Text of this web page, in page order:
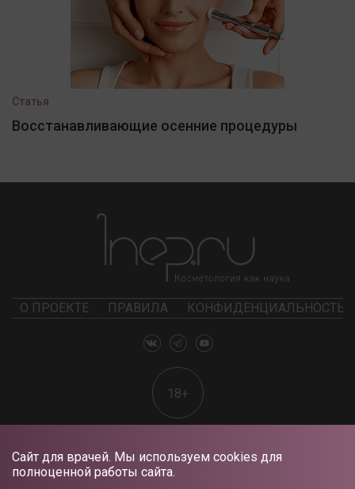
Сайт для врачей. Мы используем cookies для
полноценной работы сайта.
Статья
Восстанавливающие осенние процедуры
О ПРОЕКТЕ ПРАВИЛА КОНФИДЕНЦИАЛЬНОСТЬ
18+